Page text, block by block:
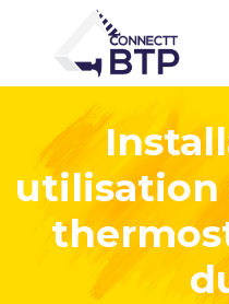
utilisation